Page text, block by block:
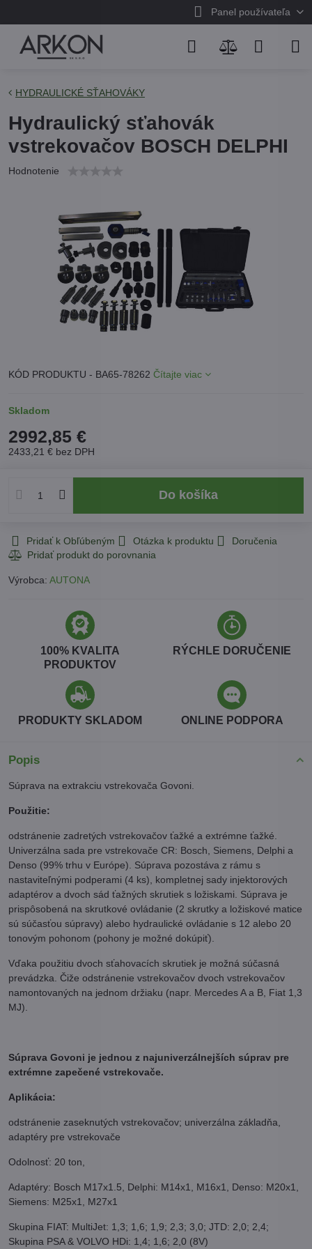
Panel používateľa
HYDRAULICKÉ SŤAHOVÁKY
Hydraulický sťahovák
vstrekovačov BOSCH DELPHI
Hodnotenie
KÓD PRODUKTU - BA65-78262 Čítajte viac
Skladom
2992,85 €
2433,21 € bez DPH
Do košíka
Pridať k Obľúbeným Otázka k produktu Doručenia
Výrobca: AUTONA
100% KVALITA
PRODUKTOV
RÝCHLE DORUČENIE
PRODUKTY SKLADOM ONLINE PODPORA
Popis
Súprava na extrakciu vstrekovača Govoni.
Použitie:
odstránenie zadretých vstrekovačov ťažké a extrémne ťažké.
Univerzálna sada pre vstrekovače CR: Bosch, Siemens, Delphi a
Denso (99% trhu v Európe). Súprava pozostáva z rámu s
nastaviteľnými podperami (4 ks), kompletnej sady injektorových
adaptérov a dvoch sád ťažných skrutiek s ložiskami. Súprava je
prispôsobená na skrutkové ovládanie (2 skrutky a ložiskové matice
sú súčasťou súpravy) alebo hydraulické ovládanie s 12 alebo 20
tonovým pohonom (pohony je možné dokúpiť).
Vďaka použitiu dvoch sťahovacích skrutiek je možná súčasná
prevádzka. Čiže odstránenie vstrekovačov dvoch vstrekovačov
namontovaných na jednom držiaku (napr. Mercedes A a B, Fiat 1,3
MJ).
Súprava Govoni je jednou z najuniverzálnejších súprav pre
extrémne zapečené vstrekovače.
Aplikácia:
odstránenie zaseknutých vstrekovačov; univerzálna základňa,
adaptéry pre vstrekovače
Odolnosť: 20 ton,
Adaptéry: Bosch M17x1.5, Delphi: M14x1, M16x1, Denso: M20x1,
Siemens: M25x1, M27x1
Skupina FIAT: MultiJet: 1,3; 1,6; 1,9; 2,3; 3,0; JTD: 2,0; 2,4;
Skupina PSA & VOLVO HDi: 1,4; 1,6; 2,0 (8V)